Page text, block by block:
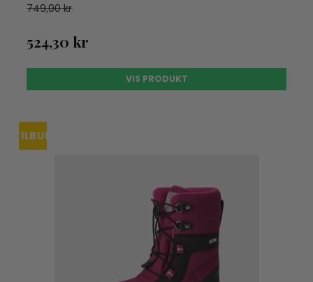
749,00 kr
524,30 kr
VIS PRODUKT
TILBUD